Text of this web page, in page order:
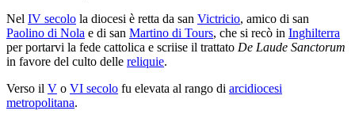
Nel IV secolo la diocesi è retta da san Victricio, amico di san
Paolino di Nola e di san Martino di Tours, che si recò in Inghilterra
per portarvi la fede cattolica e scriise il trattato De Laude Sanctorum
in favore del culto delle reliquie.
Verso il V o VI secolo fu elevata al rango di arcidiocesi
metropolitana.